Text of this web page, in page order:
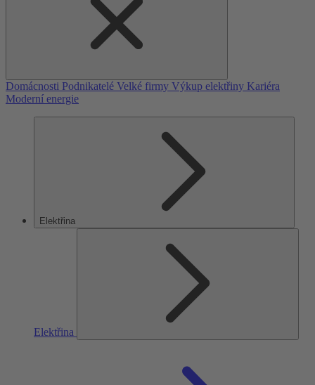
Domácnosti Podnikatelé Velké firmy Výkup elektřiny Kariéra
Moderní energie
Elektřina
Elektřina